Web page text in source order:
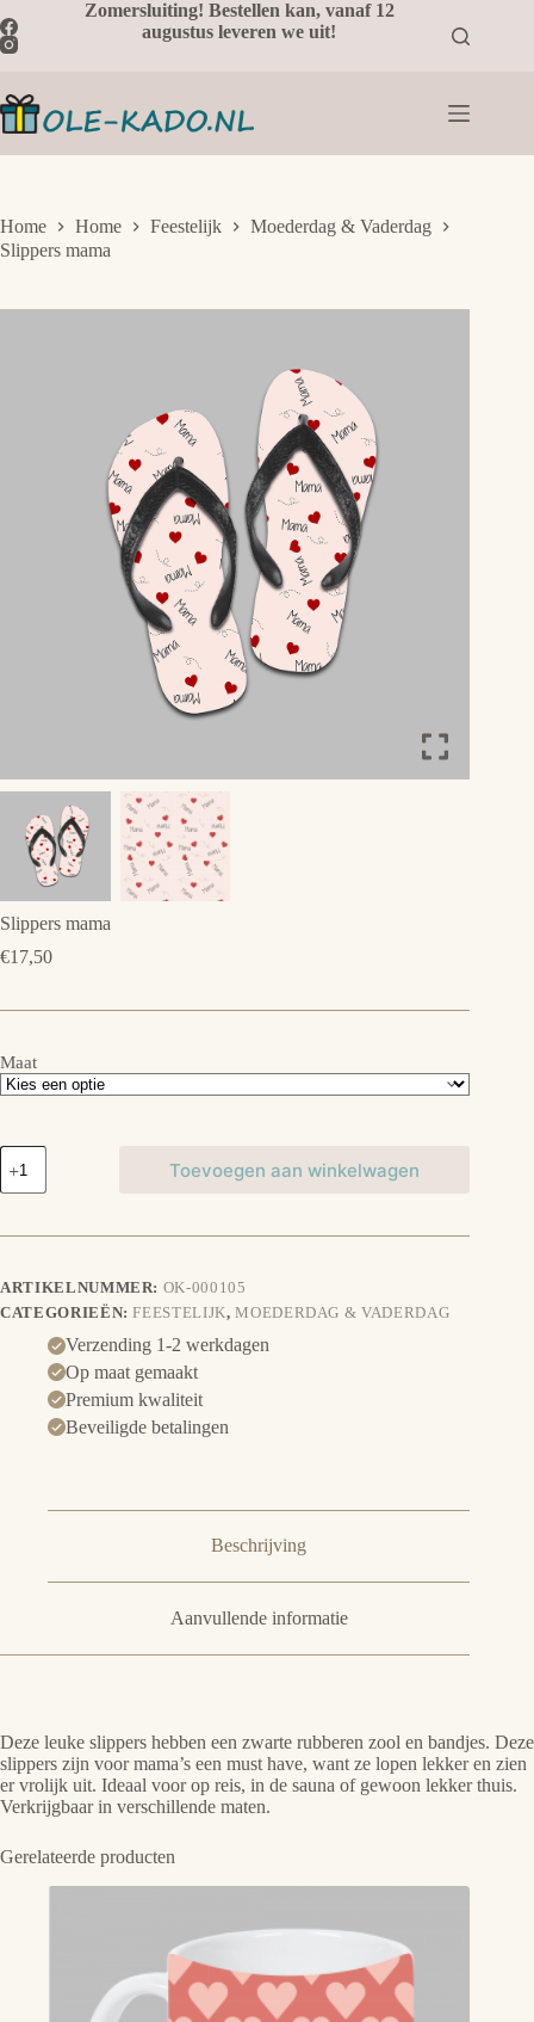
naar
de
Zomersluiting! Bestellen kan, vanaf 12
augustus leveren we uit!
Home Home Feestelijk
Moederdag & Vaderdag
Slippers mama
Slippers mama
€17,50
Maat
Slippers
mama
aantal
Toevoegen aan winkelwagen
ARTIKELNUMMER: OK-000105
CATEGORIEËN:FEESTELIJK,MOEDERDAG & VADERDAG
Verzending 1-2 werkdagen
Op maat gemaakt
Premium kwaliteit
Beveiligde betalingen
Beschrijving
Aanvullende informatie
Deze leuke slippers hebben een zwarte rubberen zool en bandjes. Deze
slippers zijn voor mama’s een must have, want ze lopen lekker en zien
er vrolijk uit. Ideaal voor op reis, in de sauna of gewoon lekker thuis.
Verkrijgbaar in verschillende maten.
Gerelateerde producten